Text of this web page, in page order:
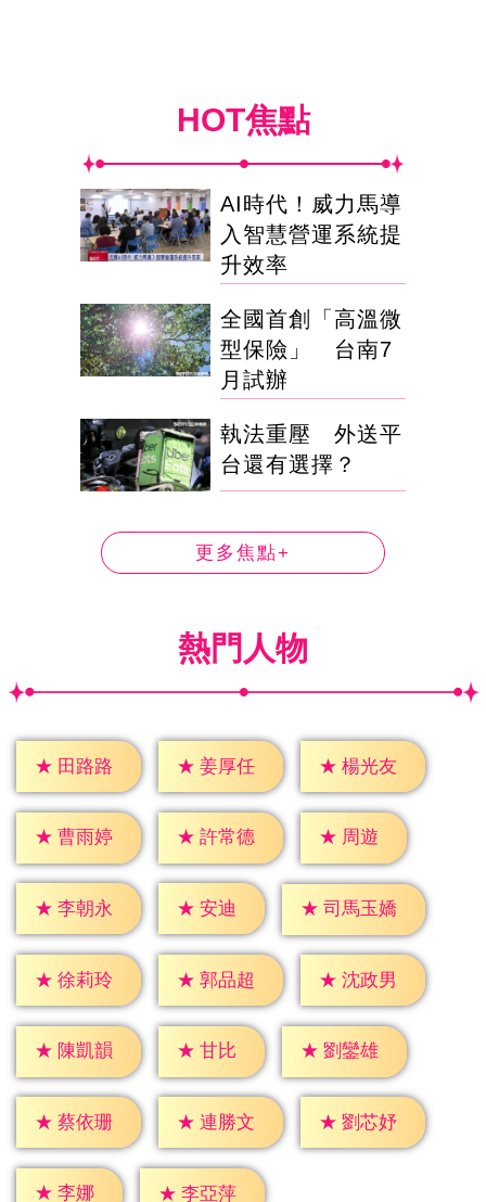
HOT焦點
AI時代！威力馬導
入智慧營運系統提
升效率
全國首創「高溫微
型保險」 台南7
月試辦
執法重壓 外送平
台還有選擇？
更多焦點+
熱門人物
★ 田路路 ★ 姜厚任 ★ 楊光友
★ 曹雨婷 ★ 許常德 ★ 周遊
★ 李朝永 ★ 安迪 ★ 司馬玉嬌
★ 徐莉玲 ★ 郭品超 ★ 沈政男
★ 陳凱韻 ★ 甘比 ★ 劉鑾雄
★ 蔡依珊 ★ 連勝文 ★ 劉芯妤
★ 李娜 ★ 李亞萍